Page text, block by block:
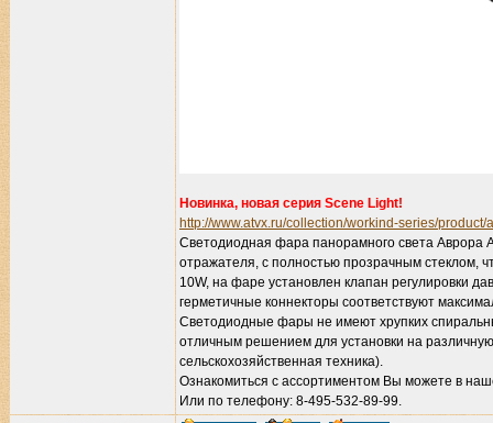
Новинка, новая серия Scene Light!
http://www.atvx.ru/collection/workind-series/
Светодиодная фара панорамного света Аврора
отражателя, с полностью прозрачным стеклом,
10W, на фаре установлен клапан регулировки
герметичные коннекторы соответствуют
Светодиодные фары не имеют хрупких
отличным решением для установки на
сельскохозяйственная техника).
Ознакомиться с ассортиментом Вы можете в
Или по телефону: 8-495-532-89-99.